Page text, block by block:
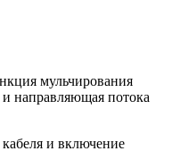
мульчирования
направляющая потока
и включение